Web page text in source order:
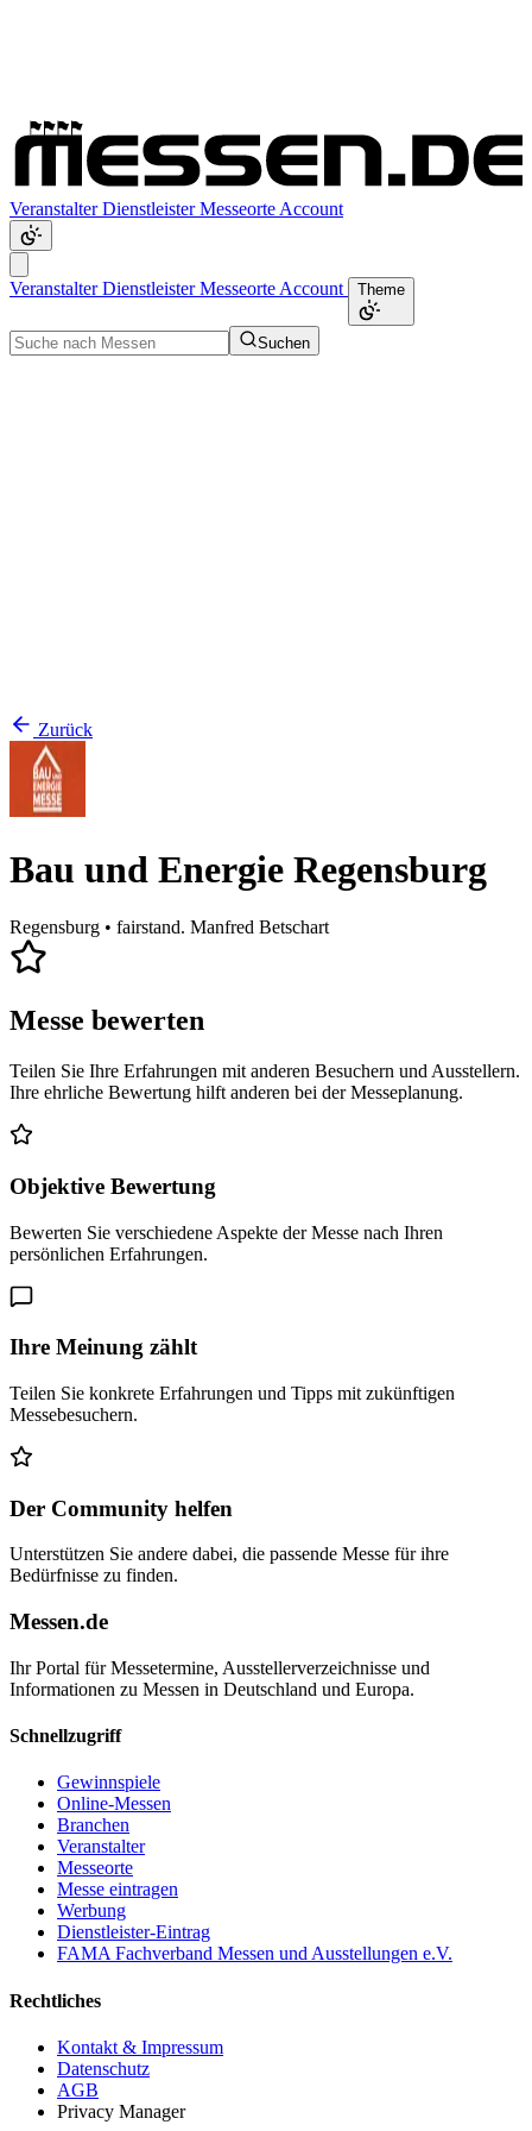
VeranstalterDienstleisterMesseorte Account
VeranstalterDienstleisterMesseorte Account Theme
Suchen
Zurück
Bau und Energie Regensburg
Regensburg • fairstand. Manfred Betschart
Messe bewerten
Teilen Sie Ihre Erfahrungen mit anderen Besuchern und Ausstellern.
Ihre ehrliche Bewertung hilft anderen bei der Messeplanung.
Objektive Bewertung
Bewerten Sie verschiedene Aspekte der Messe nach Ihren
persönlichen Erfahrungen.
Ihre Meinung zählt
Teilen Sie konkrete Erfahrungen und Tipps mit zukünftigen
Messebesuchern.
Der Community helfen
Unterstützen Sie andere dabei, die passende Messe für ihre
Bedürfnisse zu finden.
Messen.de
Ihr Portal für Messetermine, Ausstellerverzeichnisse und
Informationen zu Messen in Deutschland und Europa.
Schnellzugriff
Gewinnspiele
Online-Messen
Branchen
Veranstalter
Messeorte
Messe eintragen
Werbung
Dienstleister-Eintrag
FAMA Fachverband Messen und Ausstellungen e.V.
Rechtliches
Kontakt & Impressum
Datenschutz
AGB
Privacy Manager